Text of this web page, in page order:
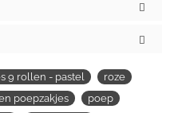
9 rollen - pastel
roze
poepzakjes
poep